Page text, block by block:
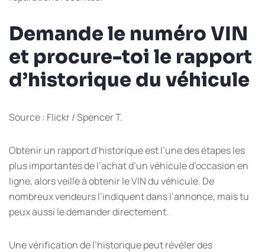
Demande le numéro VIN
et procure-toi le rapport
d’historique du véhicule
Source : Flickr / Spencer T.
Obtenir un rapport d’historique est l’une des étapes les
plus importantes de l’achat d’un véhicule d’occasion en
ligne, alors veille à obtenir le VIN du véhicule. De
nombreux vendeurs l’indiquent dans l’annonce, mais tu
peux aussi le demander directement.
Une vérification de l’historique peut révéler des